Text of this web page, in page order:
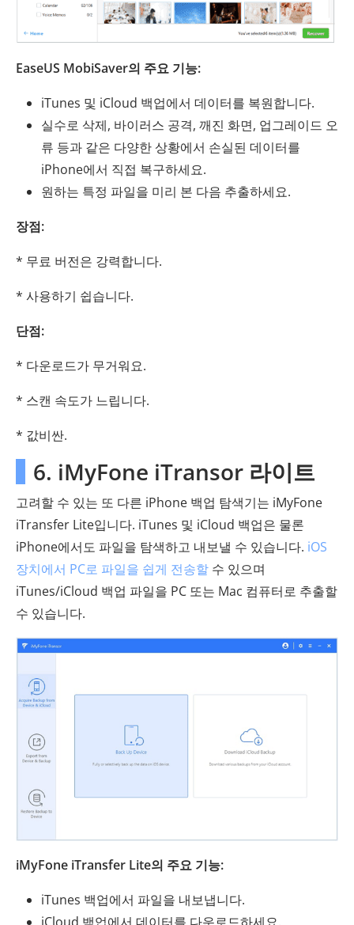
EaseUS MobiSaver의 주요 기능:
iTunes 및 iCloud 백업에서 데이터를 복원합니다.
실수로 삭제, 바이러스 공격, 깨진 화면, 업그레이드 오
류 등과 같은 다양한 상황에서 손실된 데이터를
iPhone에서 직접 복구하세요.
원하는 특정 파일을 미리 본 다음 추출하세요.
장점:
* 무료 버전은 강력합니다.
* 사용하기 쉽습니다.
단점:
* 다운로드가 무거워요.
* 스캔 속도가 느립니다.
* 값비싼.
6. iMyFone iTransor 라이트
고려할 수 있는 또 다른 iPhone 백업 탐색기는 iMyFone
iTransfer Lite입니다. iTunes 및 iCloud 백업은 물론
iPhone에서도 파일을 탐색하고 내보낼 수 있습니다. iOS
장치에서 PC로 파일을 쉽게 전송할 수 있으며
iTunes/iCloud 백업 파일을 PC 또는 Mac 컴퓨터로 추출할
수 있습니다.
iMyFone iTransfer Lite의 주요 기능:
iTunes 백업에서 파일을 내보냅니다.